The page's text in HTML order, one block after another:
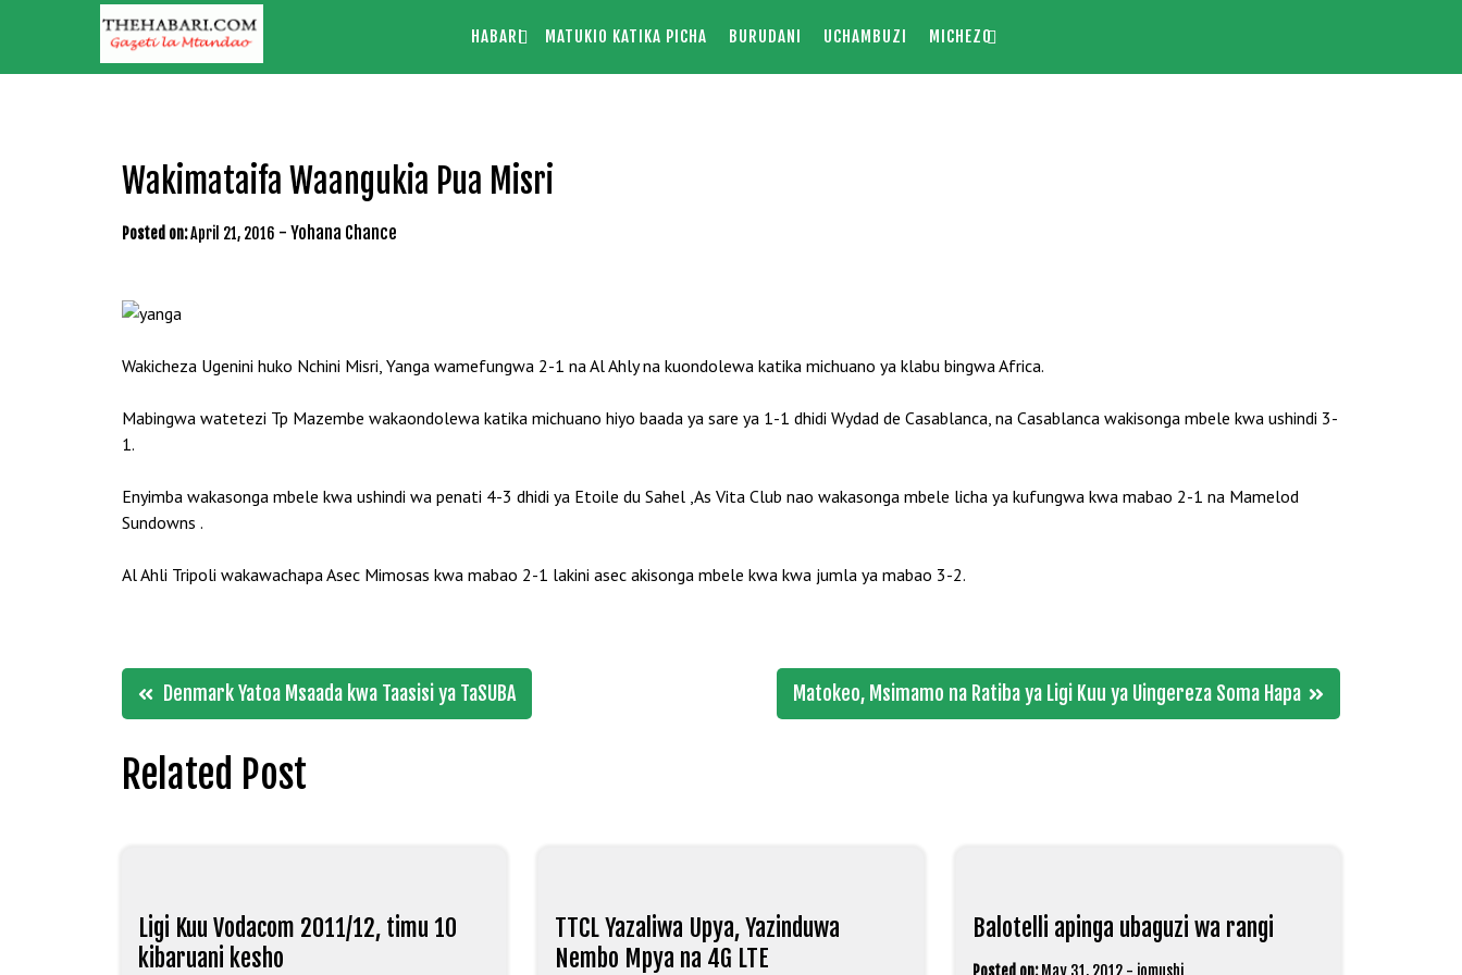
HABARI MATUKIO KATIKA PICHA BURUDANI UCHAMBUZI MICHEZO
Wakimataifa Waangukia Pua Misri
Posted on:April 21, 2016 - Yohana Chance
Wakicheza Ugenini huko Nchini Misri, Yanga wamefungwa 2-1 na Al Ahly na kuondolewa katika michuano ya klabu bingwa Africa.
Mabingwa watetezi Tp Mazembe wakaondolewa katika michuano hiyo baada ya sare ya 1-1 dhidi Wydad de Casablanca, na Casablanca wakisonga mbele kwa ushindi 3-
1.
Enyimba wakasonga mbele kwa ushindi wa penati 4-3 dhidi ya Etoile du Sahel ,As Vita Club nao wakasonga mbele licha ya kufungwa kwa mabao 2-1 na Mamelod
Sundowns .
Al Ahli Tripoli wakawachapa Asec Mimosas kwa mabao 2-1 lakini asec akisonga mbele kwa kwa jumla ya mabao 3-2.
Post
navigation
Denmark Yatoa Msaada kwa Taasisi ya TaSUBA Matokeo, Msimamo na Ratiba ya Ligi Kuu ya Uingereza Soma Hapa
Related Post
Ligi Kuu Vodacom 2011/12, timu 10
kibaruani kesho
TTCL Yazaliwa Upya, Yazinduwa
Nembo Mpya na 4G LTE
Balotelli apinga ubaguzi wa rangi